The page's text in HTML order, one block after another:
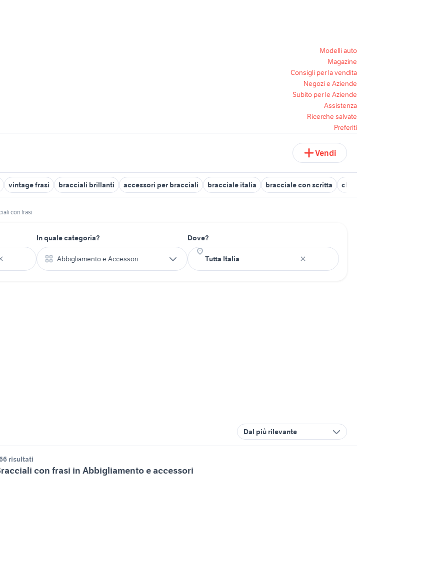
Modelli auto
Magazine
Consigli per la vendita
Negozi e Aziende
Subito per le Aziende
Assistenza
Ricerche salvate
Preferiti
Vendi
vintage frasi bracciali brillanti accessori per bracciali bracciale italia bracciale con scritta chakra bracciale
con frasi
In quale categoria?
Abbigliamento e Accessori
Dove?
Dal più rilevante
risultati
con frasi in Abbigliamento e accessori